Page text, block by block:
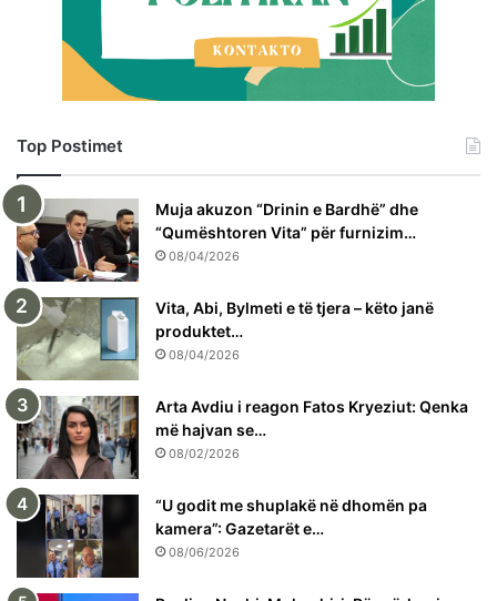
Top Postimet
Muja akuzon “Drinin e Bardhë” dhe
“Qumështoren Vita” për furnizim…
08/04/2026
Vita, Abi, Bylmeti e të tjera – këto janë
produktet…
08/04/2026
Arta Avdiu i reagon Fatos Kryeziut: Qenka
më hajvan se…
08/02/2026
“U godit me shuplakë në dhomën pa
kamera”: Gazetarët e…
08/06/2026